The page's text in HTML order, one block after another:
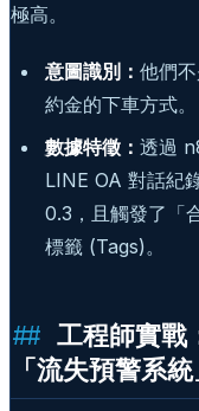
極高。
意圖識別： 他們
約金的下車方式。
數據特徵： 透過
LINE OA 對話紀
0.3，且觸發了「
標籤 (Tags)。
工程師實戰
「流失預警系統